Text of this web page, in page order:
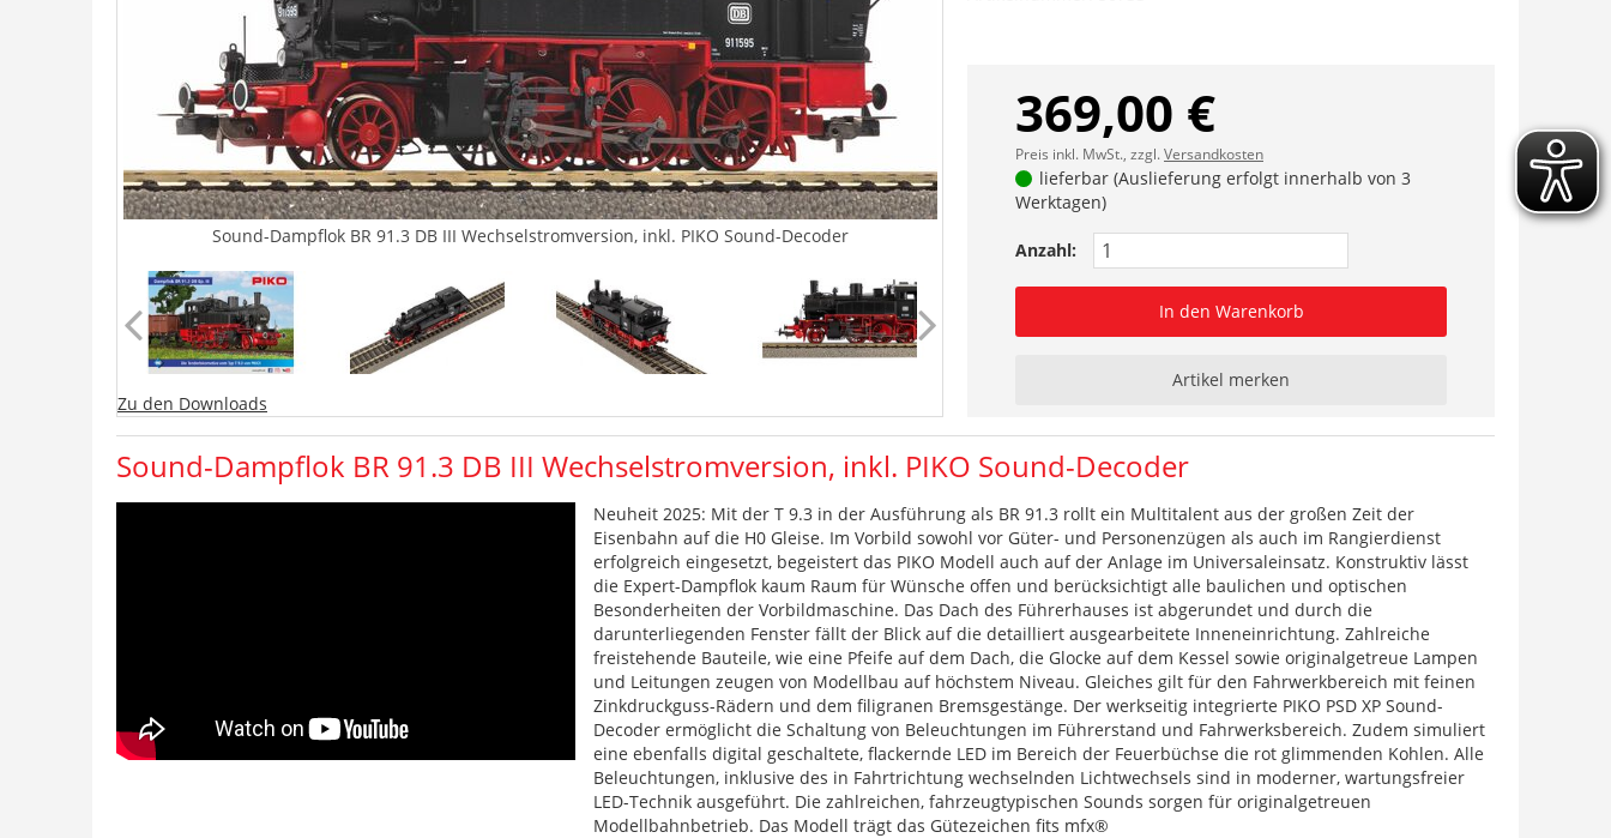
Sound-Dampflok BR 91.3 DB III Wechselstromversion, inkl. PIKO Sound-Decoder
Zu den Downloads
369,00 €
Preis inkl. MwSt., zzgl.Versandkosten
lieferbar (Auslieferung erfolgt innerhalb von 3
Werktagen)
Anzahl:
In den Warenkorb
Artikel merken
Sound-Dampflok BR 91.3 DB III Wechselstromversion, inkl. PIKO Sound-Decoder
Neuheit 2025: Mit der T 9.3 in der Ausführung als BR 91.3 rollt ein Multitalent aus der großen Zeit der
Eisenbahn auf die H0 Gleise. Im Vorbild sowohl vor Güter- und Personenzügen als auch im Rangierdienst
erfolgreich eingesetzt, begeistert das PIKO Modell auch auf der Anlage im Universaleinsatz. Konstruktiv lässt
die Expert-Dampflok kaum Raum für Wünsche offen und berücksichtigt alle baulichen und optischen
Besonderheiten der Vorbildmaschine. Das Dach des Führerhauses ist abgerundet und durch die
darunterliegenden Fenster fällt der Blick auf die detailliert ausgearbeitete Inneneinrichtung. Zahlreiche
freistehende Bauteile, wie eine Pfeife auf dem Dach, die Glocke auf dem Kessel sowie originalgetreue Lampen
und Leitungen zeugen von Modellbau auf höchstem Niveau. Gleiches gilt für den Fahrwerkbereich mit feinen
Zinkdruckguss-Rädern und dem filigranen Bremsgestänge. Der werkseitig integrierte PIKO PSD XP Sound-
Decoder ermöglicht die Schaltung von Beleuchtungen im Führerstand und Fahrwerksbereich. Zudem simuliert
eine ebenfalls digital geschaltete, flackernde LED im Bereich der Feuerbüchse die rot glimmenden Kohlen. Alle
Beleuchtungen, inklusive des in Fahrtrichtung wechselnden Lichtwechsels sind in moderner, wartungsfreier
LED-Technik ausgeführt. Die zahlreichen, fahrzeugtypischen Sounds sorgen für originalgetreuen
Modellbahnbetrieb. Das Modell trägt das Gütezeichen fits mfx®